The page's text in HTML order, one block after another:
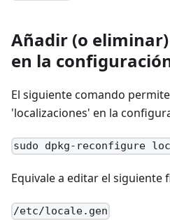
Añadir (o
en la
El siguiente comando
'localizaciones' en la
sudo dpkg-reconfigure
Equivale a editar el siguiente
/etc/locale.gen